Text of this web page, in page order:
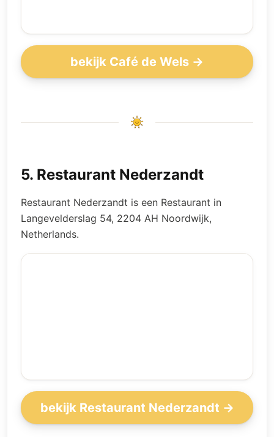
bekijk Café de Wels →
5. Restaurant Nederzandt
Restaurant Nederzandt is een Restaurant in
Langevelderslag 54, 2204 AH Noordwijk,
Netherlands.
bekijk Restaurant Nederzandt →